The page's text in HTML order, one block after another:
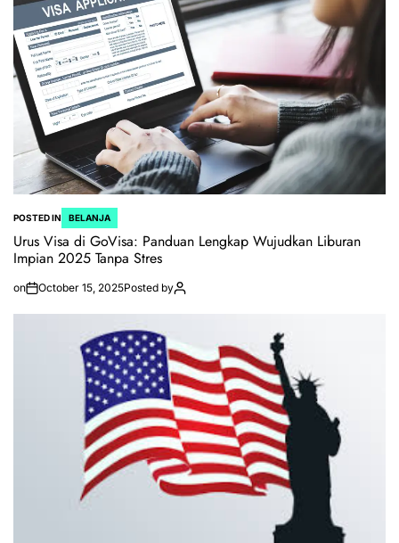
POSTED IN BELANJA
Urus Visa di GoVisa: Panduan Lengkap Wujudkan Liburan
Impian 2025 Tanpa Stres
on October 15, 2025Posted by